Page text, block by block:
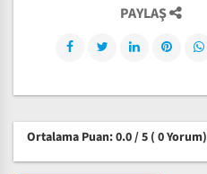
PAYLAŞ
Ortalama Puan: 0.0 / 5 ( 0 Yorum)